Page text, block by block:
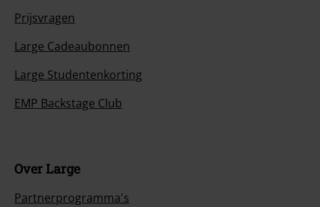
Prijsvragen
Large Cadeaubonnen
Large Studentenkorting
EMP Backstage Club
Over Large
Partnerprogramma's